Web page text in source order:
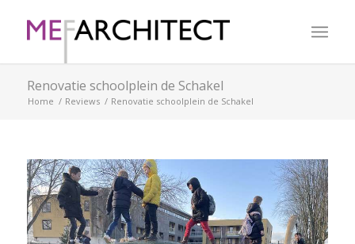
Renovatie schoolplein de Schakel
Home / Reviews / Renovatie schoolplein de Schakel